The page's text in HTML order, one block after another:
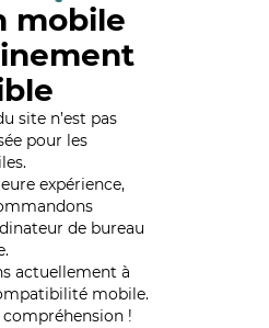
mobile
site n’est pas
pour les
expérience,
de bureau
actuellement à
mobile.
!